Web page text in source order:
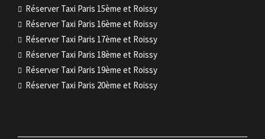
Réserver Taxi Paris 15ème et Roissy
Réserver Taxi Paris 16ème et Roissy
Réserver Taxi Paris 17ème et Roissy
Réserver Taxi Paris 18ème et Roissy
Réserver Taxi Paris 19ème et Roissy
Réserver Taxi Paris 20ème et Roissy